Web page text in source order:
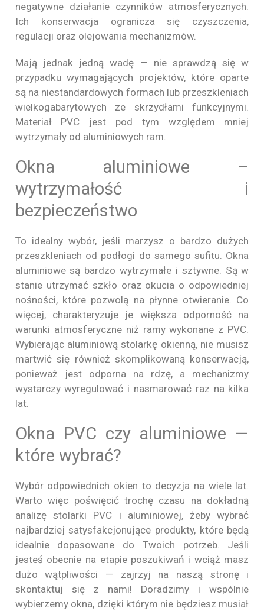
negatywne działanie czynników atmosferycznych.
Ich konserwacja ogranicza się czyszczenia,
regulacji oraz olejowania mechanizmów.
Mają jednak jedną wadę — nie sprawdzą się w
przypadku wymagających projektów, które oparte
są na niestandardowych formach lub przeszkleniach
wielkogabarytowych ze skrzydłami funkcyjnymi.
Materiał PVC jest pod tym względem mniej
wytrzymały od aluminiowych ram.
Okna aluminiowe –
wytrzymałość i
bezpieczeństwo
To idealny wybór, jeśli marzysz o bardzo dużych
przeszkleniach od podłogi do samego sufitu. Okna
aluminiowe są bardzo wytrzymałe i sztywne. Są w
stanie utrzymać szkło oraz okucia o odpowiedniej
nośności, które pozwolą na płynne otwieranie. Co
więcej, charakteryzuje je większa odporność na
warunki atmosferyczne niż ramy wykonane z PVC.
Wybierając aluminiową stolarkę okienną, nie musisz
martwić się również skomplikowaną konserwacją,
ponieważ jest odporna na rdzę, a mechanizmy
wystarczy wyregulować i nasmarować raz na kilka
lat.
Okna PVC czy aluminiowe —
które wybrać?
Wybór odpowiednich okien to decyzja na wiele lat.
Warto więc poświęcić trochę czasu na dokładną
analizę stolarki PVC i aluminiowej, żeby wybrać
najbardziej satysfakcjonujące produkty, które będą
idealnie dopasowane do Twoich potrzeb. Jeśli
jesteś obecnie na etapie poszukiwań i wciąż masz
dużo wątpliwości — zajrzyj na naszą stronę i
skontaktuj się z nami! Doradzimy i wspólnie
wybierzemy okna, dzięki którym nie będziesz musiał